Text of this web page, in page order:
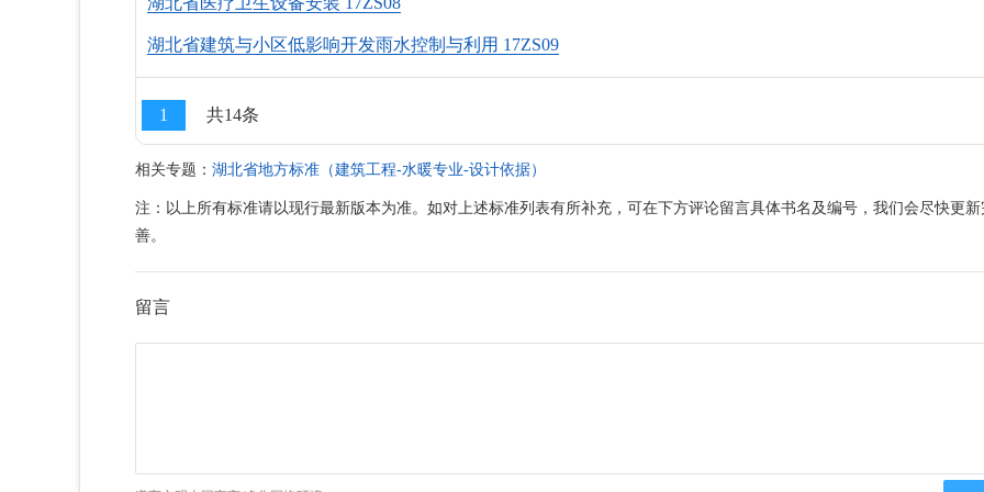
湖北省建筑与小区低影响开发雨水控制与利用 17ZS09
1 共14条
相关专题： 湖北省地方标准（建筑工程-水暖专业-设计依据）
注：以上所有标准请以现行最新版本为准。如对上述标准列表有所补充，可在下方评论留言具体书名及编号，我们会尽快更新
善。
留言